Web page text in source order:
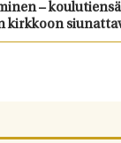
–
kirkkoon